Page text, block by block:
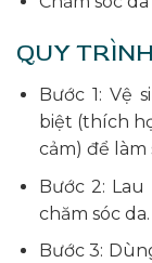
QUY
Bước 1: Vệ
biệt (thích
cảm) để làm
Bước 2:
chăm sóc da.
Bước 3: